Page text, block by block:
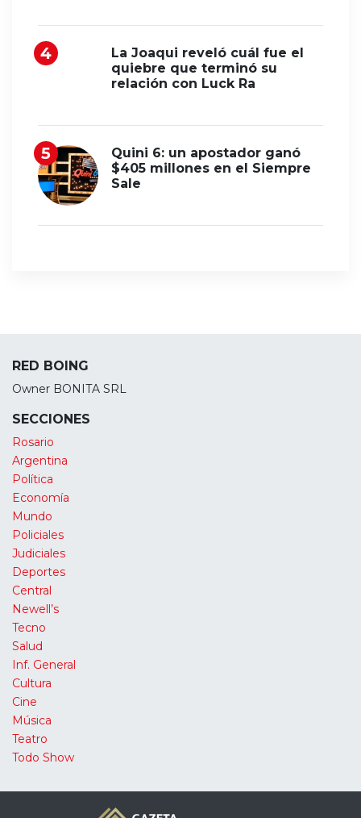
La Joaqui reveló cuál fue el
quiebre que terminó su
relación con Luck Ra
Quini 6: un apostador ganó
$405 millones en el Siempre
Sale
RED BOING
Owner BONITA SRL
SECCIONES
Rosario
Argentina
Política
Economía
Mundo
Policiales
Judiciales
Deportes
Central
Newell’s
Tecno
Salud
Inf. General
Cultura
Cine
Música
Teatro
Todo Show